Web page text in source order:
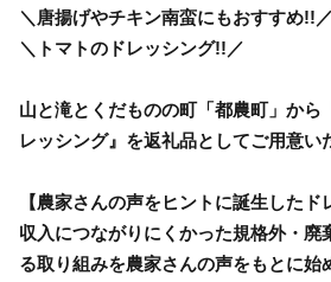
＼唐揚げやチキン南蛮にもおすすめ!!／
＼トマトのドレッシング!!／
山と滝とくだものの町「都農町」から
レッシング』を返礼品としてご用意い
【農家さんの声をヒントに誕生したド
収入につながりにくかった規格外・廃
る取り組みを農家さんの声をもとに始